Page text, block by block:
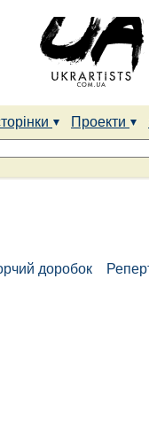
Проекти
доробок